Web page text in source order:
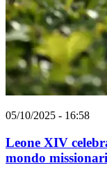
05/10/2025 - 16:58
Leone XIV
mondo